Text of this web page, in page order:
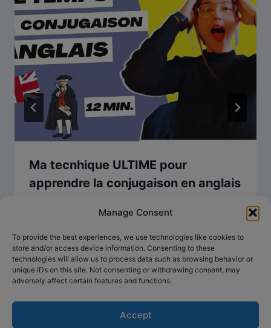
Manage Consent
To provide the best experiences, we use technologies like cookies to
store and/or access device information. Consenting to these
technologies will allow us to process data such as browsing behavior or
unique IDs on this site. Not consenting or withdrawing consent, may
adversely affect certain features and functions.
Accept
Ma tecnhique ULTIME pour
apprendre la conjugaison en anglais
en 12 min. en 2027 !